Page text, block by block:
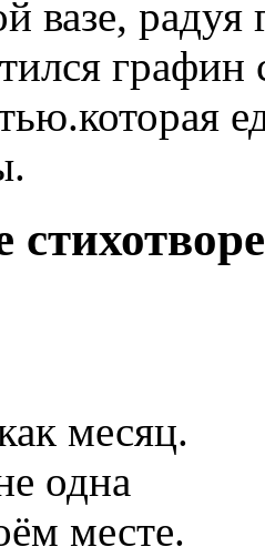
вазе,
графин
месяц.
одна
месте.